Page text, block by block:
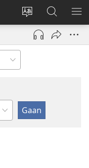
Verander
taal
van
Meld
aan
(maak
nuwe
venster
Soek
op
JW.ORG